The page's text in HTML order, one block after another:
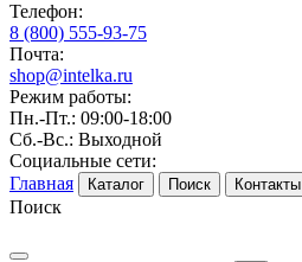
Телефон:
8 (800) 555-93-75
Почта:
shop@intelka.ru
Режим работы:
Пн.-Пт.: 09:00-18:00
Сб.-Вс.: Выходной
Социальные сети:
Главная
Каталог Поиск Контакты
Поиск